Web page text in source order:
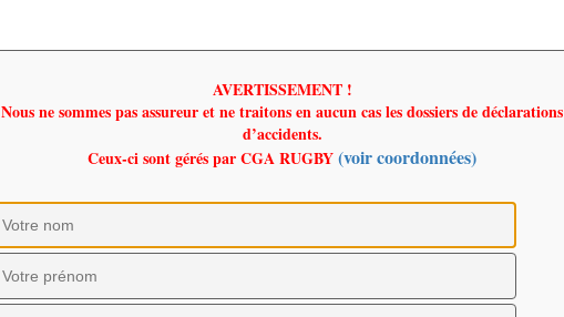
AVERTISSEMENT !
Nous ne sommes pas assureur et ne traitons en aucun cas les dossiers de déclarations
d’accidents.
Ceux-ci sont gérés par CGA RUGBY(voir coordonnées)